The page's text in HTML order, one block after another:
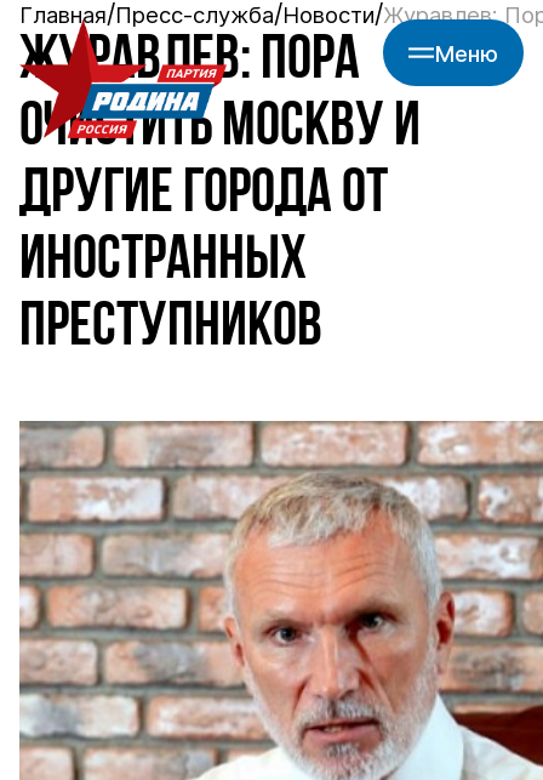
Меню
Главная Пресс-служба Новости Журавлев:
ЖУРАВЛЕВ: ПОРА
ОЧИСТИТЬ МОСКВУ И
ДРУГИЕ ГОРОДА ОТ
ИНОСТРАННЫХ
ПРЕСТУПНИКОВ